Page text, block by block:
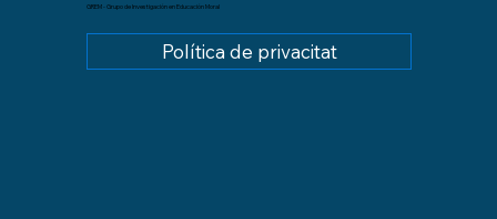
GREM - Grupo de Investigación en Educación Moral
Política de privacitat